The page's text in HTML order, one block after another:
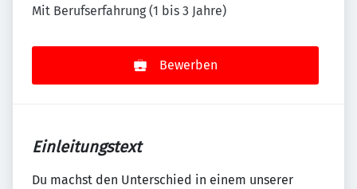
Mit Berufserfahrung (1 bis 3 Jahre)
Bewerben
Einleitungstext
Du machst den Unterschied in einem unserer